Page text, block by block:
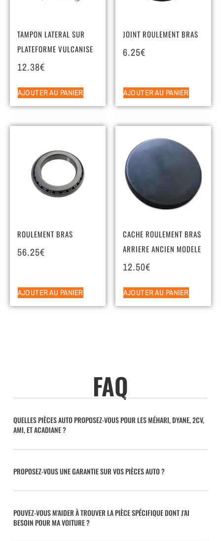
TAMPON LATERAL SUR
PLATEFORME VULCANISE
12.38€
AJOUTER AU PANIER
JOINT ROULEMENT BRAS
6.25€
AJOUTER AU PANIER
ROULEMENT BRAS
56.25€
AJOUTER AU PANIER
CACHE ROULEMENT BRAS
ARRIERE ANCIEN MODELE
12.50€
AJOUTER AU PANIER
FAQ
QUELLES PIÈCES AUTO PROPOSEZ-VOUS POUR LES MÉHARI, DYANE, 2CV,
AMI, ET ACADIANE ?
PROPOSEZ-VOUS UNE GARANTIE SUR VOS PIÈCES AUTO ?
POUVEZ-VOUS M'AIDER À TROUVER LA PIÈCE SPÉCIFIQUE DONT J'AI
BESOIN POUR MA VOITURE ?